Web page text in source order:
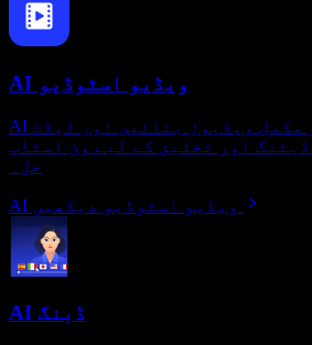
AI ویڈیو اسٹوڈیو
AI ٹولز سے خودکار مکمل ویڈیوز بنائیں اور ایڈٹ
اور تخلیق کے لیے ون اسٹاپ
حل۔
AI ویڈیو اسٹوڈیو دیکھیں
AI ڈبنگ